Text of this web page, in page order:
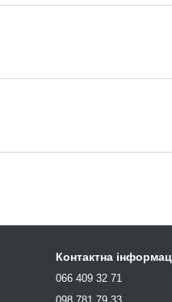
Контактна
066 409 32 71